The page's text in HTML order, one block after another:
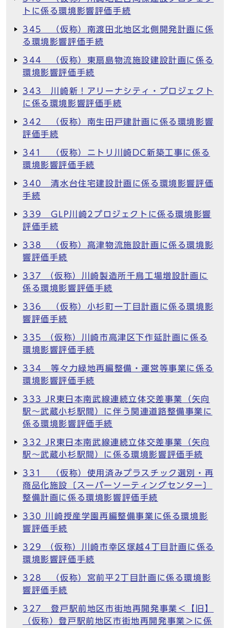
トに係る環境影響評価手続
345 （仮称）南渡田北地区北側開発計画に係
る環境影響評価手続
344 （仮称）東扇島物流施設建設計画に係る
環境影響評価手続
343 川崎新！アリーナシティ・プロジェクト
に係る環境影響評価手続
342 （仮称）南生田戸建計画に係る環境影響
評価手続
341 （仮称）ニトリ川崎DC新築工事に係る
環境影響評価手続
340 清水台住宅建設計画に係る環境影響評価
手続
339 GLP川崎2プロジェクトに係る環境影響
評価手続
338 （仮称）高津物流施設計画に係る環境影
響評価手続
337 （仮称）川崎製造所千鳥工場増設計画に
係る環境影響評価手続
336 （仮称）小杉町一丁目計画に係る環境影
響評価手続
335 （仮称）川崎市高津区下作延計画に係る
環境影響評価手続
334 等々力緑地再編整備・運営等事業に係る
環境影響評価手続
333 JR東日本南武線連続立体交差事業（矢向
駅～武蔵小杉駅間）に伴う関連道路整備事業に
係る環境影響評価手続
332 JR東日本南武線連続立体交差事業（矢向
駅～武蔵小杉駅間）に係る環境影響評価手続
331 （仮称）使用済みプラスチック選別・再
商品化施設〔スーパーソーティングセンター〕
整備計画に係る環境影響評価手続
330 川崎授産学園再編整備事業に係る環境影
響評価手続
329 （仮称）川崎市幸区塚越4丁目計画に係る
環境影響評価手続
328 （仮称）宮前平2丁目計画に係る環境影
響評価手続
327 登戸駅前地区市街地再開発事業＜【旧】
（仮称）登戸駅前地区市街地再開発事業＞に係